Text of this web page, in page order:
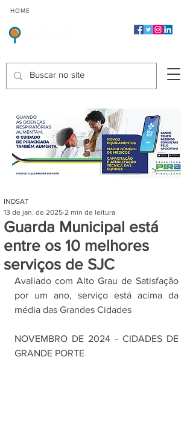
HOME
Guarda Municipal está
entre os 10 melhores
serviços de SJC
INDSAT
13 de jan. de 2025 2 min de leitura
Avaliado com Alto Grau de Satisfação
por um ano, serviço está acima da
média das Grandes Cidades
NOVEMBRO DE 2024 - CIDADES DE
GRANDE PORTE